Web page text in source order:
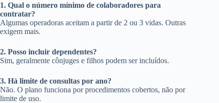
1. Qual o número mínimo de colaboradores para
contratar?
Algumas operadoras aceitam a partir de 2 ou 3 vidas. Outras
exigem mais.
2. Posso incluir dependentes?
Sim, geralmente cônjuges e filhos podem ser incluídos.
3. Há limite de consultas por ano?
Não. O plano funciona por procedimentos cobertos, não por
limite de uso.